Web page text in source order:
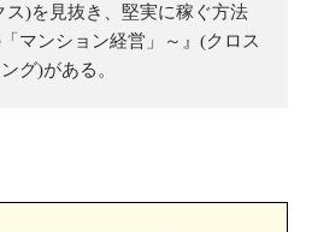
)を見抜き、堅実に稼ぐ方法
マンション経営」～』(クロス
グ)がある。